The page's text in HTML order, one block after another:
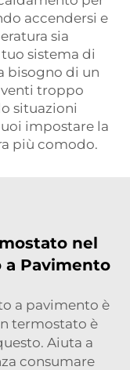
accendersi e
sia
sistema di
bisogno di un
troppo
situazioni
impostare la
più comodo.
nel
a Pavimento
a pavimento è
termostato è
Aiuta a
consumare